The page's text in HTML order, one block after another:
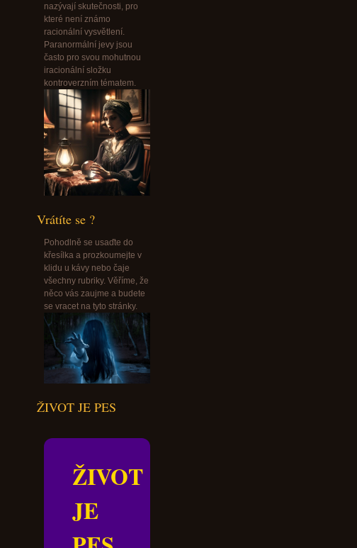
nazývají skutečnosti, pro
které není známo
racionální vysvětlení.
Paranormální jevy jsou
často pro svou mohutnou
iracionální složku
kontroverzním tématem.
Vrátíte se ?
Pohodlně se usaďte do
křesílka a prozkoumejte v
klidu u kávy nebo čaje
všechny rubriky. Věříme, že
něco vás zaujme a budete
se vracet na tyto stránky.
ŽIVOT JE PES
ŽIVOT
JE